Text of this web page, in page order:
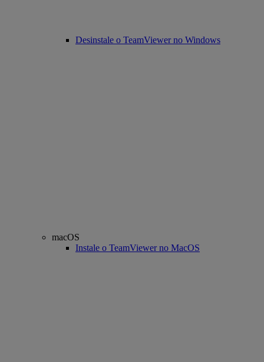
Desinstale o TeamViewer no Windows
macOS
Instale o TeamViewer no MacOS